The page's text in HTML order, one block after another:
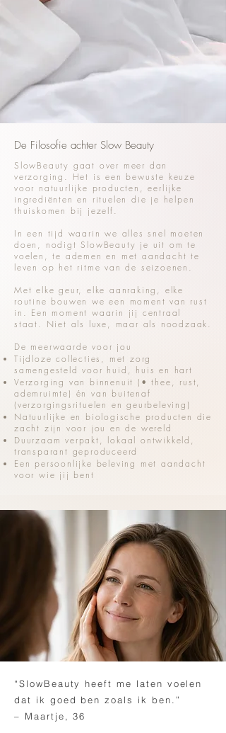
De Filosofie achter Slow Beauty
SlowBeauty gaat over meer dan
verzorging. Het is een bewuste keuze
voor natuurlijke producten, eerlijke
ingrediënten en rituelen die je helpen
thuiskomen bij jezelf.
In een tijd waarin we alles snel moeten
doen, nodigt SlowBeauty je uit om te
voelen, te ademen en met aandacht te
leven op het ritme van de seizoenen.
Met elke geur, elke aanraking, elke
routine bouwen we een moment van rust
in. Een moment waarin jij centraal
staat. Niet als luxe, maar als noodzaak.
De meerwaarde voor jou
Tijdloze collecties, met zorg
samengesteld voor huid, huis en hart
Verzorging van binnenuit (• thee, rust,
ademruimte) én van buitenaf
(verzorgingsrituelen en geurbeleving)
Natuurlijke en biologische producten die
zacht zijn voor jou en de wereld
Duurzaam verpakt, lokaal ontwikkeld,
transparant geproduceerd
Een persoonlijke beleving met aandacht
voor wie jij bent
“SlowBeauty heeft me laten voelen
dat ik goed ben zoals ik ben.”
– Maartje, 36